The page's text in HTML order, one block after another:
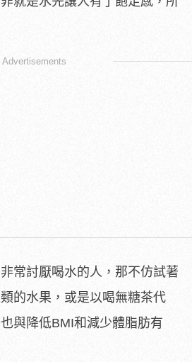
Advertisements
常討厭喝水的人，那不仿試著
的水果，或是以喝無糖茶代
與降低BMI和減少體脂肪有